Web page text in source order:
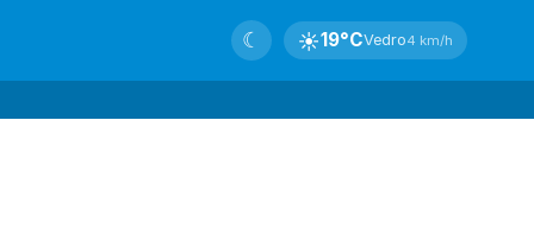
☀19°CVedro4 km/h
☾